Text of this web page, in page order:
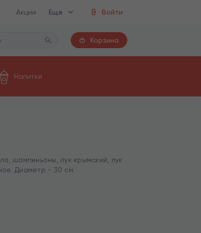
Акции Еще Войти
Корзина
Напитки
шампиньоны, лук крымский, лук
Диаметр - 30 см.